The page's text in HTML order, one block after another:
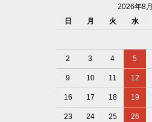
2026年8月
日
月 火 水
2 3 4 5
9 10 11 12
16 17 18 19
23 24 25 26